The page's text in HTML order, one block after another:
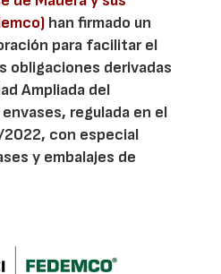
han firmado un
para facilitar el
obligaciones derivadas
Ampliada del
regulada en el
con especial
y embalajes de